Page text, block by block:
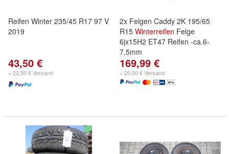
Reifen Winter 235/45 R17 97 V
2019
43,50 €
+ 22,50 € Versand
2x Felgen Caddy 2K 195/65
R15 Winterreifen Felge
6jx15H2 ET47 Reifen -ca.6-
7,5mm
169,99 €
+ 20,00 € Versand